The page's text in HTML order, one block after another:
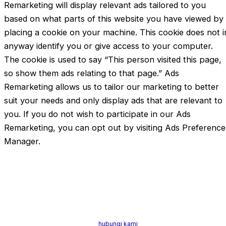
Remarketing will display relevant ads tailored to you
based on what parts of this website you have viewed by
placing a cookie on your machine. This cookie does not
anyway identify you or give access to your computer.
The cookie is used to say “This person visited this page,
so show them ads relating to that page.” Ads
Remarketing allows us to tailor our marketing to better
suit your needs and only display ads that are relevant to
you. If you do not wish to participate in our Ads
Remarketing, you can opt out by visiting Ads
Manager.
hubungi kami